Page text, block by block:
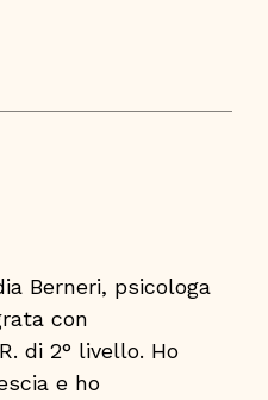
Berneri, psicologa
con
di 2° livello. Ho
e ho